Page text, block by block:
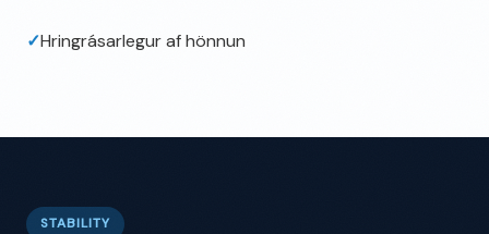
✓Hringrásarlegur af hönnun
STABILITY